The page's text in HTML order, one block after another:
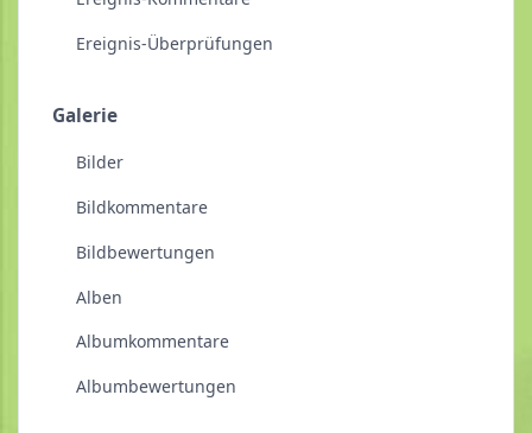
Ereignis-Überprüfungen
Galerie
Bilder
Bildkommentare
Bildbewertungen
Alben
Albumkommentare
Albumbewertungen